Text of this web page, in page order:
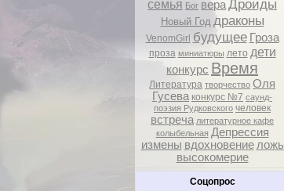
семья Бог вераДроиды
Новый Год драконы
VenomGirl будущее Гроза
проза миниатюры лето дети
конкурс Время
Литература творчество Оля
Гусева конкурс №7 саунд-
поэзия Рудковского человек
встреча литературное кафе
колыбельная Депрессия
измены вдохновение ложь
высокомерие
Соцопрос